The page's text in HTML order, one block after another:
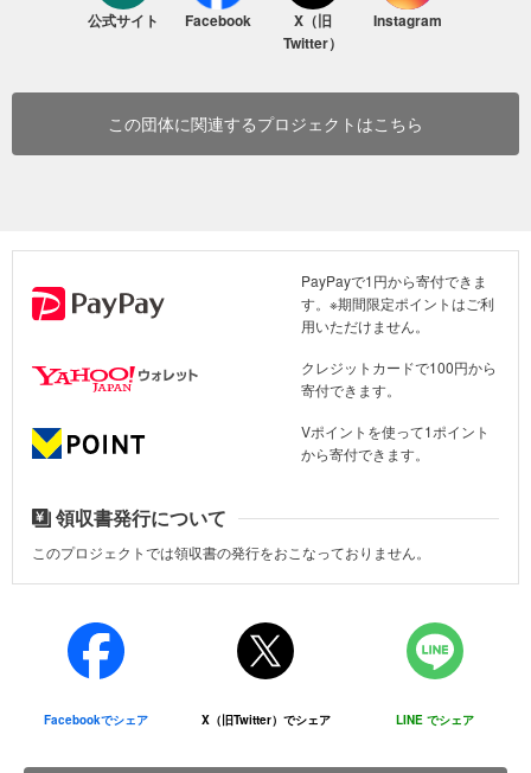
牛小屋などへの隔離は違法であるものの、本事業を行っている地域
では、現地メディア＊によると、いまだに91パーセントの女性や女
る、一酸化炭素中毒、凍死などによって、いわゆる「生理小屋」で
命を失う女性の数は少なくないのが現状です。
＊2023年1月7日付け英字ニュース「ザ・ライジング・ネパール」
皆さまからいただいたご寄付は、「ネパール被災地における女子教
す。
配慮した水と衛生設備を改修することにより、 特に女子が継続的に
上のための啓発活動を行います。
成果2：被災した子どもたちの健康・衛生習慣に関する意識の向上
上にも貢献できる力を身につけました。
本事業では、月経衛生管理を含む安全な衛生習慣を広めるため、さ
ッションは、自信の構築、偏見やタブー意識の軽減、学校への積極
的な参加促進に寄与し、女子のエンパワメントとインクルージョン
の重要性を強化しました。
学校・地域社会における思春期女子を対象とした生殖健康および月経衛生管理
に関する啓発活動（ネパール 2025年5月）
また、55名の生徒と4名の教員を対象に、細菌を除去し感染を予防
公式サイト Facebook
X（旧
Twitter）
Instagram
この団体に関連するプロジェクトはこちら
PayPayで1円から寄付できま
す。※期間限定ポイントはご利
用いただけません。
クレジットカードで100円から
寄付できます。
Vポイントを使って1ポイント
から寄付できます。
領収書発行について
このプロジェクトでは領収書の発行をおこなっておりません。
Facebookでシェア X（旧Twitter）でシェア LINE でシェア